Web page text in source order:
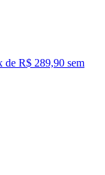
de R$ 289,90 sem